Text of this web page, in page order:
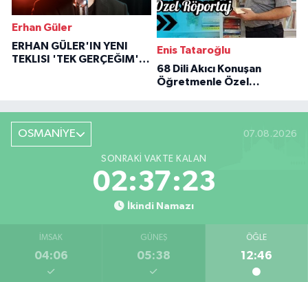
Erhan Güler
ERHAN GÜLER'IN YENI
TEKLISI 'TEK GERÇEĞIM'LE
Enis Tataroğlu
68 Dili Akıcı Konuşan
Öğretmenle Özel
OSMANİYE 07.08.2026
SONRAKI VAKTE KALAN
02:37:22
İkindi Namazı
İMSAK
04:06
GÜNEŞ
05:38
ÖĞLE
12:46